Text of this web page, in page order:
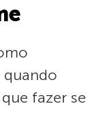
fazer se